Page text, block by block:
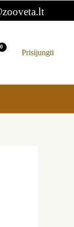
Prisijungti